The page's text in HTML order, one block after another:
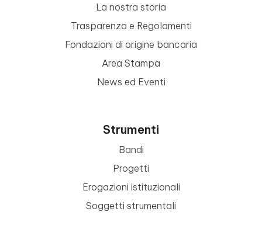
La nostra storia
Trasparenza e Regolamenti
Fondazioni di origine bancaria
Area Stampa
News ed Eventi
Strumenti
Bandi
Progetti
Erogazioni istituzionali
Soggetti strumentali